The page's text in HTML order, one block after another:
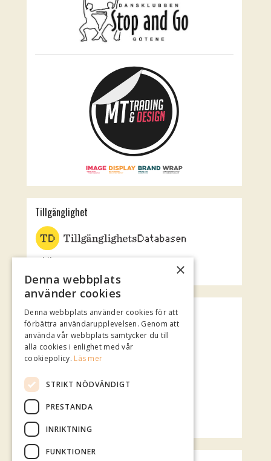
Tillgänglighet
Jubileumsteatern
Spotify Playlist
×
Denna webbplats
använder cookies
Denna webbplats använder cookies för att
förbättra användarupplevelsen. Genom att
använda vår webbplats samtycker du till
alla cookies i enlighet med vår
cookiepolicy. Läs mer
STRIKT NÖDVÄNDIGT
PRESTANDA
INRIKTNING
FUNKTIONER